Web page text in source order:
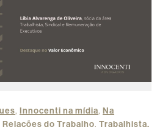
, Innocenti na mídia, Na
Relações do Trabalho, Trabalhista,